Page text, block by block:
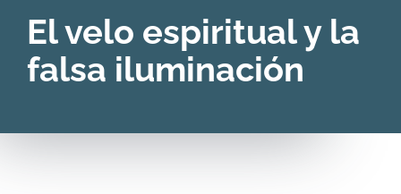
ACERCA
CONTACTO
El velo espiritual y la
falsa iluminación